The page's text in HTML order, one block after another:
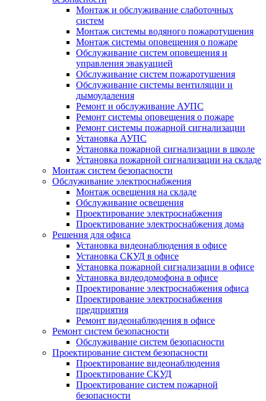
Монтаж и обслуживание слаботочных
систем
Монтаж системы водяного пожаротушения
Монтаж системы оповещения о пожаре
Обслуживание систем оповещения и
управления эвакуацией
Обслуживание систем пожаротушения
Обслуживание системы вентиляции и
дымоудаления
Ремонт и обслуживание АУПС
Ремонт системы оповещения о пожаре
Ремонт системы пожарной сигнализации
Установка АУПС
Установка пожарной сигнализации в школе
Установка пожарной сигнализации на складе
Монтаж систем безопасности
Обслуживание электроснабжения
Монтаж освещения на складе
Обслуживание освещения
Проектирование электроснабжения
Проектирование электроснабжения дома
Решения для офиса
Установка видеонаблюдения в офисе
Установка СКУД в офисе
Установка пожарной сигнализации в офисе
Установка видеодомофона в офисе
Проектирование электроснабжения офиса
Проектирование электроснабжения
предприятия
Ремонт видеонаблюдения в офисе
Ремонт систем безопасности
Обслуживание систем безопасности
Проектирование систем безопасности
Проектирование видеонаблюдения
Проектирование СКУД
Проектирование систем пожарной
безопасности